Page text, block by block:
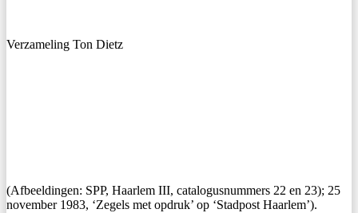
Verzameling Ton Dietz
(Afbeeldingen: SPP, Haarlem III, catalogusnummers 22 en 23); 25
november 1983, ‘Zegels met opdruk’ op ‘Stadpost Haarlem’).